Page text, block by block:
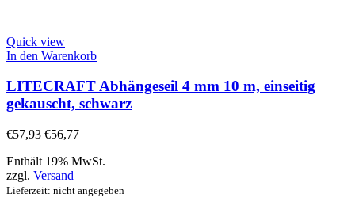
Quick view
In den Warenkorb
LITECRAFT Abhängeseil 4 mm 10 m, einseitig
gekauscht, schwarz
€57,93 €56,77
Enthält 19% MwSt.
zzgl. Versand
Lieferzeit: nicht angegeben